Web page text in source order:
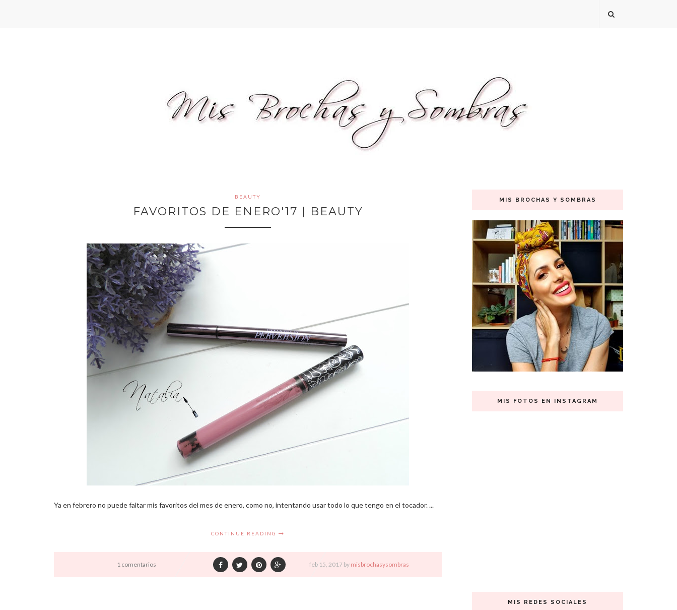
BEAUTY
FAVORITOS DE ENERO'17 | BEAUTY
Ya en febrero no puede faltar mis favoritos del mes de enero, como no, intentando usar todo lo que tengo en el tocador. ...
CONTINUE READING
1 comentarios feb 15, 2017 by misbrochasysombras
MIS BROCHAS Y SOMBRAS
MIS FOTOS EN INSTAGRAM
MIS REDES SOCIALES